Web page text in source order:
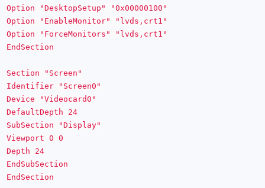
Option "DesktopSetup" "0x00000100"
Option "EnableMonitor" "lvds,crt1"
Option "ForceMonitors" "lvds,crt1"
EndSection
Section "Screen"
Identifier "Screen0"
Device "Videocard0"
DefaultDepth 24
SubSection "Display"
Viewport 0 0
Depth 24
EndSubSection
EndSection